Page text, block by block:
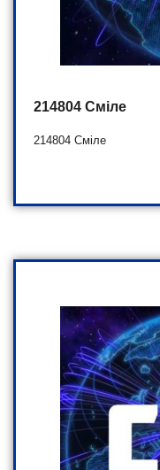
214804 Сміле
214804 Сміле